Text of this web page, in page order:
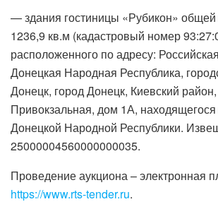
— здания гостиницы «Рубикон»
1236,9 кв.м (кадастровый номер
расположенного по адресу:
Донецкая Народная Республика,
Донецк, город Донецк, Киевский
Привокзальная, дом 1А, находящегося
Донецкой Народной Республики.
25000004560000000035.
Проведение аукциона – электронная
https://www.rts-tender.ru.